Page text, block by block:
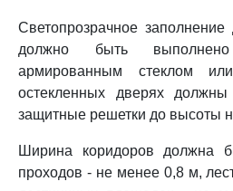
Светопрозрачное
должно быть
армированным стеклом
остекленных дверях
защитные решетки до высоты
Ширина коридоров должна
проходов - не менее 0,8 м,